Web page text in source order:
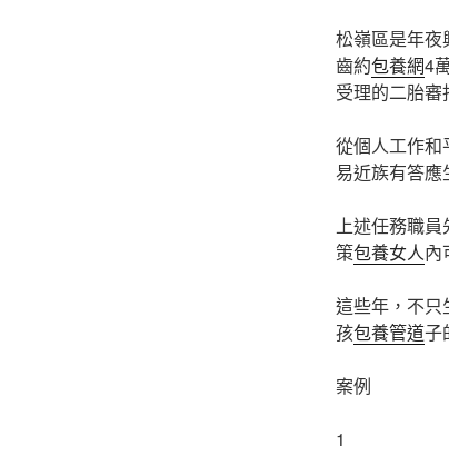
松嶺區是年夜
齒約包養網4
受理的二胎審
從個人工作和
易近族有答應
上述任務職
策包養女人內
這些年，不只
孩包養管道子
案例
1